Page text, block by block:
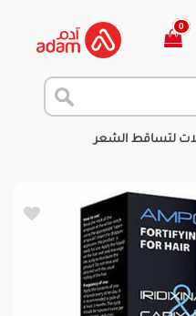
0
لتساقط الشعر